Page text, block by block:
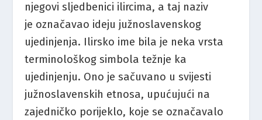
njegovi sljedbenici ilircima, a taj naziv
je označavao ideju južnoslavenskog
ujedinjenja. Ilirsko ime bila je neka vrsta
terminološkog simbola težnje ka
ujedinjenju. Ono je sačuvano u svijesti
južnoslavenskih etnosa, upućujući na
zajedničko porijeklo, koje se označavalo